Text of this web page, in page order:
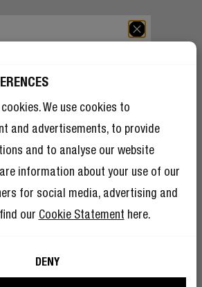
We use cookies to
and advertisements, to provide
and to analyse our website
information about your use of our
for social media, advertising and
our Cookie Statement here.
DENY
BESTELLING!
om een Rebel te worden
niet genoeg is, betekent lid worden van
mega veel andere voordelen.Lees hier
meer.
INSCHRIJVEN
mag mijn e-mailadres gebruiken voor
marketingdoeleinden.
korting nog niet genoeg is,
andere voordelen.Lees hier meer.